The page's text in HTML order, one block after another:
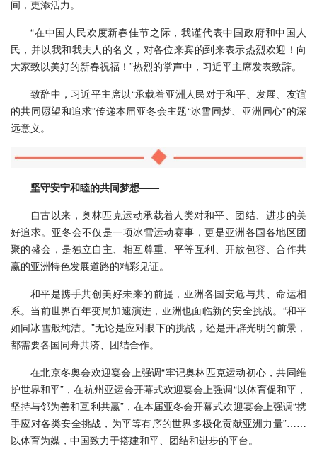
间，更添活力。
“在中国人民欢度新春佳节之际，我谨代表中国政府和中国人
民，并以我和我夫人的名义，对各位来宾的到来表示热烈欢迎！向
大家致以美好的新春祝福！”热烈的掌声中，习近平主席发表致辞。
致辞中，习近平主席以“承载着亚洲人民对于和平、发展、友谊
的共同愿望和追求”传递本届亚冬会主题“冰雪同梦、亚洲同心”的深
远意义。
坚守安宁和睦的共同梦想——
自古以来，奥林匹克运动承载着人类对和平、团结、进步的美
好追求。亚冬会不仅是一项冰雪运动赛事，更是亚洲各国各地区团
聚的盛会，是独立自主、相互尊重、平等互利、开放包容、合作共
赢的亚洲特色发展道路的精彩见证。
和平是携手共创美好未来的前提，亚洲各国安危与共、命运相
系。当前世界百年变局加速演进，亚洲也面临新的安全挑战。“和平
如同冰雪般纯洁。”无论是应对眼下的挑战，还是开辟光明的前景，
都需要各国同舟共济、团结合作。
在北京冬奥会欢迎宴会上强调“牢记奥林匹克运动初心，共同维
护世界和平”，在杭州亚运会开幕式欢迎宴会上强调“以体育促和平，
坚持与邻为善和互利共赢”，在本届亚冬会开幕式欢迎宴会上强调“携
手应对各类安全挑战，为平等有序的世界多极化贡献亚洲力量”……
以体育为媒，中国致力于搭建和平、团结和进步的平台。